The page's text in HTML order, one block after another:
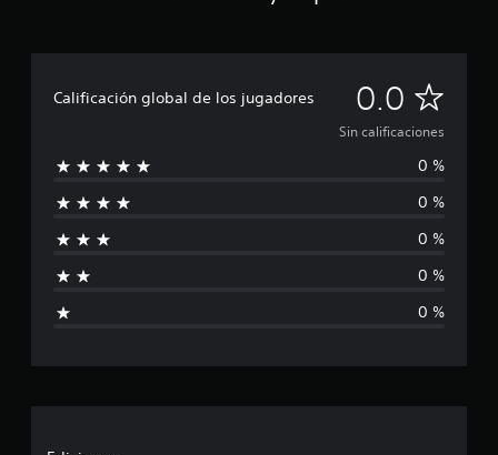
Calificación global de los jugadores 0.0 S
i
n
c
a
Sin calificaciones
0 %
0 %
0 %
0 %
0 %